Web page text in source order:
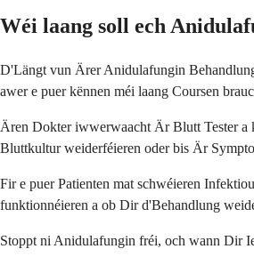
Wéi laang soll ech
D'Längt vun Ärer Anidulafungin
awer e puer kënnen méi laang Coursen
Ären Dokter iwwerwaacht Är Blutt Tester a
Bluttkultur weiderféieren oder bis Är
Fir e puer Patienten mat schwéieren
funktionnéieren a ob Dir d'Behandlung
Stoppt ni Anidulafungin fréi, och wann Dir